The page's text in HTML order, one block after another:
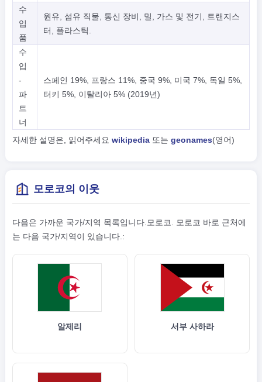
수
입
품
원유, 섬유 직물, 통신 장비, 밀, 가스 및 전기, 트랜지스
터, 플라스틱.
수
입
-
파
트
너
스페인 19%, 프랑스 11%, 중국 9%, 미국 7%, 독일 5%,
터키 5%, 이탈리아 5% (2019년)
자세한 설명은, 읽어주세요 wikipedia또는 geonames(영어)
모로코의 이웃
다음은 가까운 국가/지역 목록입니다.모로코. 모로코 바로 근처에
는 다음 국가/지역이 있습니다.:
알제리 서부 사하라